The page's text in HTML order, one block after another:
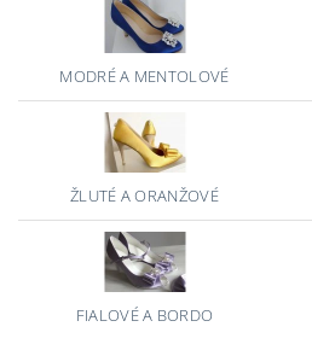
MODRÉ A MENTOLOVÉ
ŽLUTÉ A ORANŽOVÉ
FIALOVÉ A BORDO